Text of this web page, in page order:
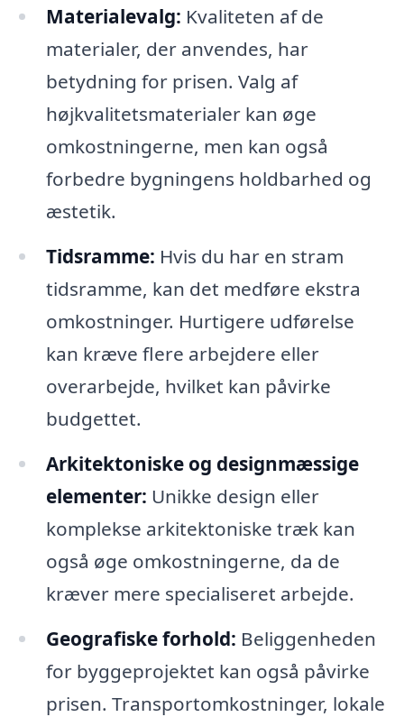
Materialevalg: Kvaliteten af de
materialer, der anvendes, har
betydning for prisen. Valg af
højkvalitetsmaterialer kan øge
omkostningerne, men kan også
forbedre bygningens holdbarhed og
æstetik.
Tidsramme: Hvis du har en stram
tidsramme, kan det medføre ekstra
omkostninger. Hurtigere udførelse
kan kræve flere arbejdere eller
overarbejde, hvilket kan påvirke
budgettet.
Arkitektoniske og designmæssige
elementer: Unikke design eller
komplekse arkitektoniske træk kan
også øge omkostningerne, da de
kræver mere specialiseret arbejde.
Geografiske forhold: Beliggenheden
for byggeprojektet kan også påvirke
prisen. Transportomkostninger, lokale